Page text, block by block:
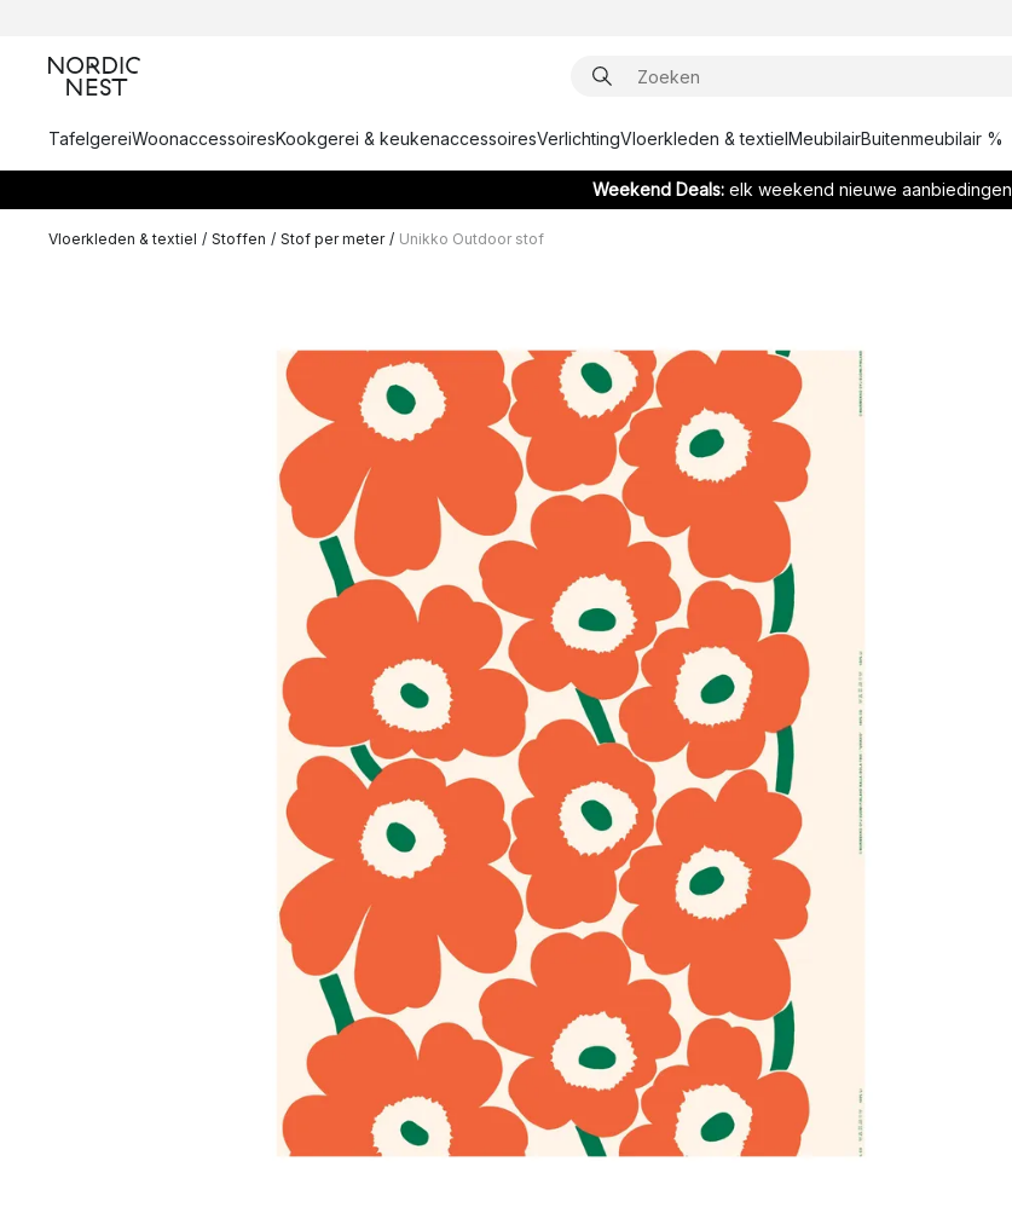
TafelgereiWoonaccessoiresKookgerei & keukenaccessoiresVerlichtingVloerkleden & textielMeubilairBuitenmeubilair %
Weekend Deals: elk weekend nieuwe aanbiedingen
Vloerkleden & textiel / Stoffen / Stof per meter / Unikko Outdoor stof